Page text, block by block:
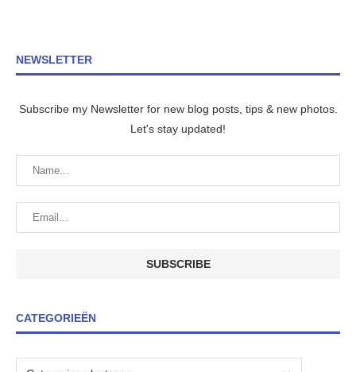
NEWSLETTER
Subscribe my Newsletter for new blog posts, tips & new photos.
Let's stay updated!
CATEGORIEËN